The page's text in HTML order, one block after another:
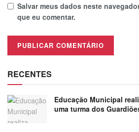
Salvar meus dados neste
que eu comentar.
RECENTES
Educação Municipal
uma turma dos